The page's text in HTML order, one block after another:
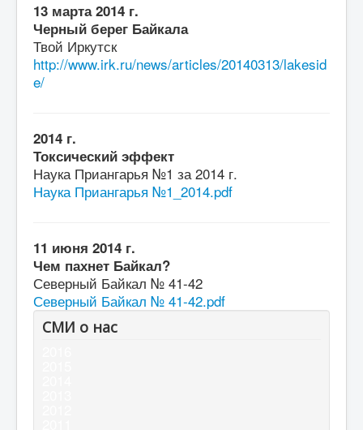
13 марта 2014 г.
Черный берег Байкала
Твой Иркутск
http://www.irk.ru/news/articles/20140313/lakesid
e/
2014 г.
Токсический эффект
Наука Приангарья №1 за 2014 г.
Наука Приангарья №1_2014.pdf
11 июня 2014 г.
Чем пахнет Байкал?
Северный Байкал № 41-42
Северный Байкал № 41-42.pdf
СМИ о нас